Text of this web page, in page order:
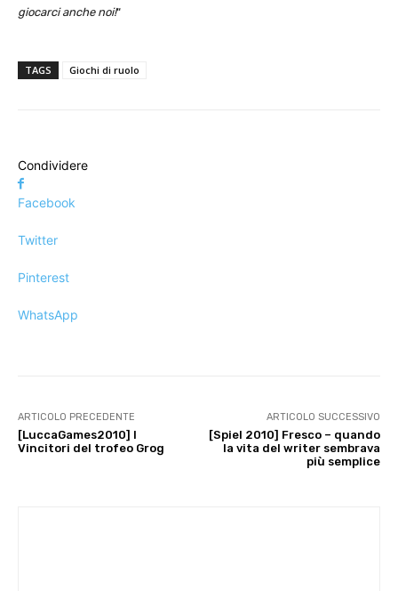
giocarci anche noi!“
TAGS Giochi di ruolo
Condividere
Facebook
Twitter
Pinterest
WhatsApp
ARTICOLO PRECEDENTE
[LuccaGames2010] I
Vincitori del trofeo Grog
ARTICOLO SUCCESSIVO
[Spiel 2010] Fresco – quando
la vita del writer sembrava
più semplice